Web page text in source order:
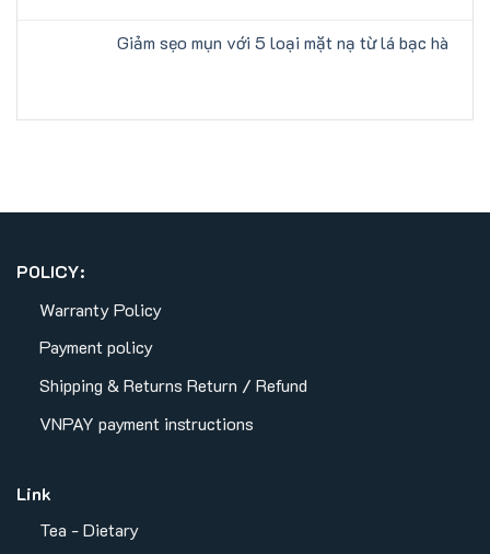
Giảm sẹo mụn với 5 loại mặt nạ từ lá bạc hà
POLICY:
Warranty Policy
Payment policy
Shipping & Returns Return / Refund
VNPAY payment instructions
Link
Tea - Dietary